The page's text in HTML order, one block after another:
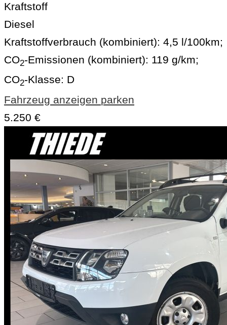
Kraftstoff
Diesel
Kraftstoffverbrauch (kombiniert): 4,5 l/100km;
CO2-Emissionen (kombiniert): 119 g/km;
CO2-Klasse: D
Fahrzeug anzeigen parken
5.250 €